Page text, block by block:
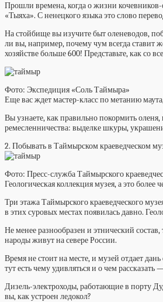
Прошли времена, когда о жизни
«Тыяха». С ненецкого языка это слово
На стойбище вы изучите быт оленеводов,
ли вы, например, почему чум всегда ставит
хозяйстве больше 600! Представьте, как со
Фото: Экспедиция «Соль Таймыра»
Еще вас ждет мастер-класс по метанию
Вы узнаете, как правильно покормить
ремесленничества: выделке шкуры,
2. Побывать в Таймырском краеведческом
Фото: Пресс-служба Таймырского
Геологическая коллекция музея, а это
Три этажа Таймырского краеведческого
в этих суровых местах появилась давно.
Не менее разнообразен и этнический
народы живут на севере России.
Время не стоит на месте, и музей отдает
тут есть чему удивляться и о чем
Дизель-электроходы, работающие в порту
вы, как устроен ледокол?